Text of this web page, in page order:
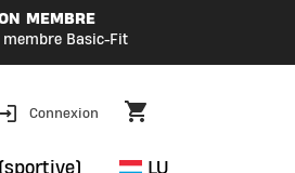
MEMBRE
membre Basic-Fit
Connexion
LU